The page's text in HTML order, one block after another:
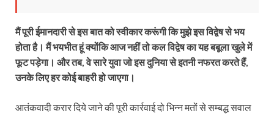
मैं पूरी ईमानदारी से इस बात को स्वीकार करूंगी कि मुझे इस विद्वेष से भय
होता है। मैं भयभीत हूं क्योंकि आज नहीं तो कल विद्वेष का यह बबूला खुले में
फूट पड़ेगा। और तब, वे सारे युवा जो इस दुनिया से इतनी नफरत करते हैं,
उनके लिए हर कोई बाहरी हो जाएगा।
आतंकवादी करार दिये जाने की पूरी कार्रवाई दो भिन्न मतों से सम्बद्ध सवाल